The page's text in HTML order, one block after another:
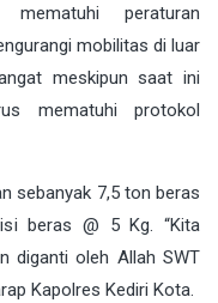
mematuhi peraturan
mobilitas di luar
meskipun saat ini
mematuhi protokol
sebanyak 7,5 ton beras
beras @ 5 Kg. “Kita
diganti oleh Allah SWT
Kapolres Kediri Kota.